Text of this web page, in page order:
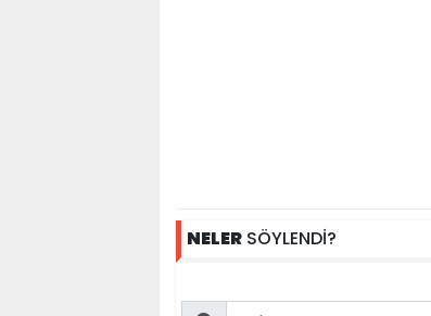
NELER SÖYLENDİ?
Name